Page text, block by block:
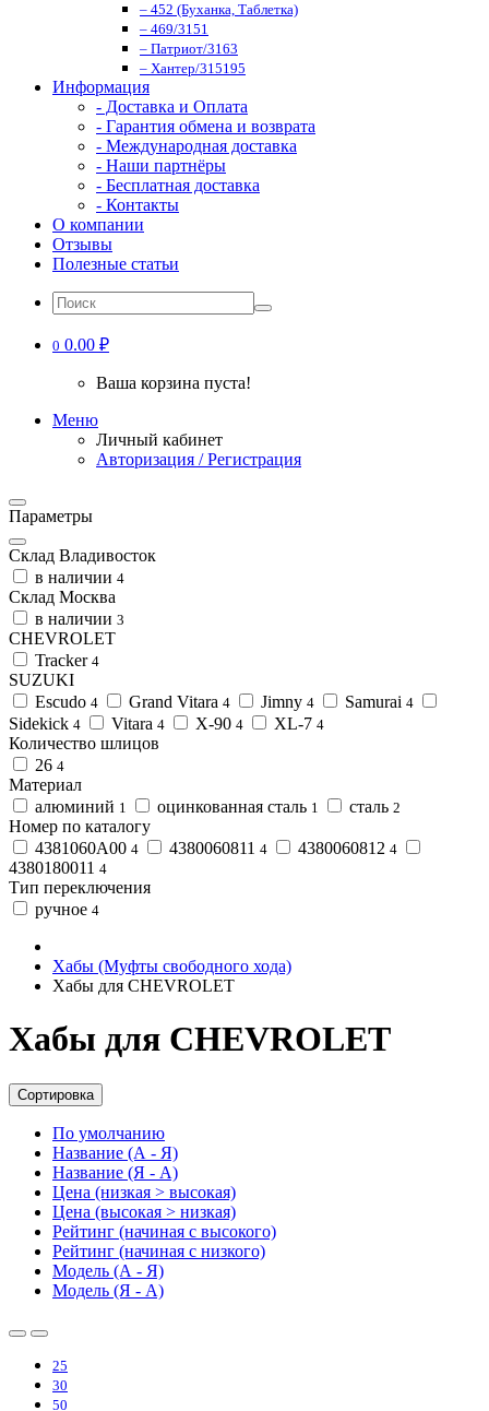
– 452 (Буханка, Таблетка)
– 469/3151
– Патриот/3163
– Хантер/315195
Информация
- Доставка и Оплата
- Гарантия обмена и возврата
- Международная доставка
- Наши партнёры
- Бесплатная доставка
- Контакты
О компании
Отзывы
Полезные статьи
0 0.00 ₽
Ваша корзина пуста!
Меню
Личный кабинет
Авторизация / Регистрация
Параметры
Склад Владивосток
в наличии 4
Склад Москва
в наличии 3
CHEVROLET
Tracker 4
SUZUKI
Escudo 4 Grand Vitara 4 Jimny 4 Samurai 4
Sidekick 4 Vitara 4 X-90 4 XL-7 4
Количество шлицов
26 4
Материал
алюминий 1 оцинкованная сталь 1 сталь 2
Номер по каталогу
4381060A00 4 4380060811 4 4380060812 4
4380180011 4
Тип переключения
ручное 4
Хабы (Муфты свободного хода)
Хабы для CHEVROLET
Хабы для CHEVROLET
Сортировка
По умолчанию
Название (А - Я)
Название (Я - А)
Цена (низкая > высокая)
Цена (высокая > низкая)
Рейтинг (начиная с высокого)
Рейтинг (начиная с низкого)
Модель (А - Я)
Модель (Я - А)
25
30
50